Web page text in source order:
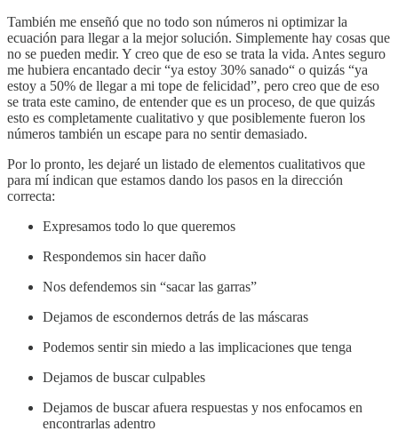
También me enseñó que no todo son números ni optimizar la
ecuación para llegar a la mejor solución. Simplemente hay cosas que
no se pueden medir. Y creo que de eso se trata la vida. Antes seguro
me hubiera encantado decir “ya estoy 30% sanado“ o quizás “ya
estoy a 50% de llegar a mi tope de felicidad”, pero creo que de eso
se trata este camino, de entender que es un proceso, de que quizás
esto es completamente cualitativo y que posiblemente fueron los
números también un escape para no sentir demasiado.
Por lo pronto, les dejaré un listado de elementos cualitativos que
para mí indican que estamos dando los pasos en la dirección
correcta:
Expresamos todo lo que queremos
Respondemos sin hacer daño
Nos defendemos sin “sacar las garras”
Dejamos de escondernos detrás de las máscaras
Podemos sentir sin miedo a las implicaciones que tenga
Dejamos de buscar culpables
Dejamos de buscar afuera respuestas y nos enfocamos en
encontrarlas adentro